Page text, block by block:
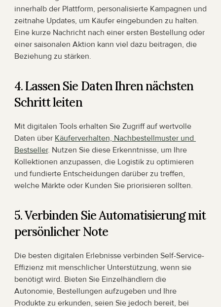
innerhalb der Plattform, personalisierte Kampagnen und
zeitnahe Updates, um Käufer eingebunden zu halten.
Eine kurze Nachricht nach einer ersten Bestellung oder
einer saisonalen Aktion kann viel dazu beitragen, die
Beziehung zu stärken.
4. Lassen Sie Daten Ihren nächsten
Schritt leiten
Mit digitalen Tools erhalten Sie Zugriff auf wertvolle
Daten über Käuferverhalten, Nachbestellmuster und
Bestseller. Nutzen Sie diese Erkenntnisse, um Ihre
Kollektionen anzupassen, die Logistik zu optimieren
und fundierte Entscheidungen darüber zu treffen,
welche Märkte oder Kunden Sie priorisieren sollten.
5. Verbinden Sie Automatisierung mit
persönlicher Note
Die besten digitalen Erlebnisse verbinden Self-Service-
Effizienz mit menschlicher Unterstützung, wenn sie
benötigt wird. Bieten Sie Einzelhändlern die
Autonomie, Bestellungen aufzugeben und Ihre
Produkte zu erkunden, seien Sie jedoch bereit, bei